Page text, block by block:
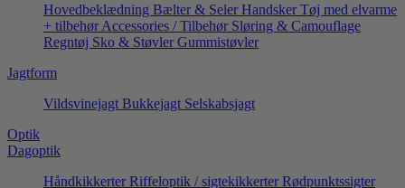
Hovedbeklædning Bælter & Seler Handsker Tøj med elvarme
+ tilbehør Accessories / Tilbehør Sløring & Camouflage
Regntøj Sko & Støvler Gummistøvler
Jagtform
Vildsvinejagt Bukkejagt Selskabsjagt
Optik
Dagoptik
Håndkikkerter Riffeloptik / sigtekikkerter Rødpunktssigter